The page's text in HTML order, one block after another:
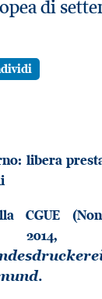
di
libera
CGUE
2014,
.